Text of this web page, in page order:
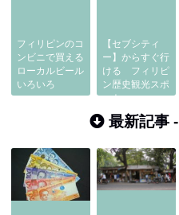
フィリピンのコ
ンビニで買える
ローカルビール
いろいろ
【セブシティ
ー】からすぐ行
ける フィリピ
ン歴史観光スポ
ット
最新記事 -